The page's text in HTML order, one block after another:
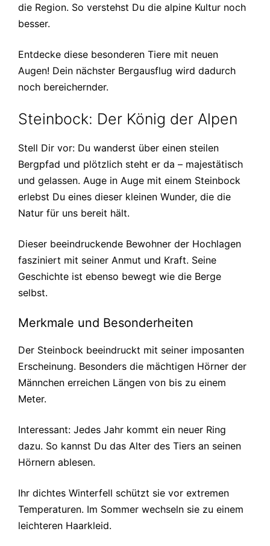
die Region. So verstehst Du die alpine Kultur noch
besser.
Entdecke diese besonderen Tiere mit neuen
Augen! Dein nächster Bergausflug wird dadurch
noch bereichernder.
Steinbock: Der König der Alpen
Stell Dir vor: Du wanderst über einen steilen
Bergpfad und plötzlich steht er da – majestätisch
und gelassen. Auge in Auge mit einem Steinbock
erlebst Du eines dieser kleinen Wunder, die die
Natur für uns bereit hält.
Dieser beeindruckende Bewohner der Hochlagen
fasziniert mit seiner Anmut und Kraft. Seine
Geschichte ist ebenso bewegt wie die Berge
selbst.
Merkmale und Besonderheiten
Der Steinbock beeindruckt mit seiner imposanten
Erscheinung. Besonders die mächtigen Hörner der
Männchen erreichen Längen von bis zu einem
Meter.
Interessant: Jedes Jahr kommt ein neuer Ring
dazu. So kannst Du das Alter des Tiers an seinen
Hörnern ablesen.
Ihr dichtes Winterfell schützt sie vor extremen
Temperaturen. Im Sommer wechseln sie zu einem
leichteren Haarkleid.